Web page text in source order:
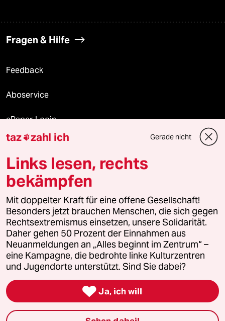
Fragen & Hilfe
Feedback
Aboservice
ePaper Login
Downloads für Abonnierende
© 2026 taz Verlags und Vertriebs GmbH
Alle Rechte vorbehalten. Bei rechtlichen Fragen oder für Genehmigungen
wenden Sie sich bitte an lizenzen@taz.de
Feedback Redaktionsstatut Kommune-Richtlinien
Leitlinie Informant Datenschutz Impressum AGB
Seitenwende Einwilligungen widerrufen (Ads)
taz zahl ich Gerade nicht
Links lesen, rechts
bekämpfen
Mit doppelter Kraft für eine offene Gesellschaft!
Besonders jetzt brauchen Menschen, die sich gegen
Rechtsextremismus einsetzen, unsere Solidarität.
Daher gehen 50 Prozent der Einnahmen aus
Neuanmeldungen an „Alles beginnt im Zentrum“ –
eine Kampagne, die bedrohte linke Kulturzentren
und Jugendorte unterstützt. Sind Sie dabei?
 Ja, ich will